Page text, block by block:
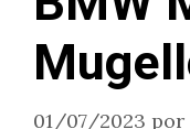
01/07/2023 por